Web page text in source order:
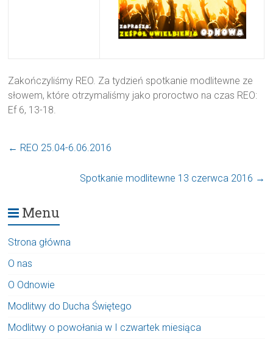
Zakończyliśmy REO. Za tydzień spotkanie modlitewne ze
słowem, które otrzymaliśmy jako proroctwo na czas REO:
Ef 6, 13-18.
← REO 25.04-6.06.2016
Spotkanie modlitewne 13 czerwca 2016 →
Menu
Strona główna
O nas
O Odnowie
Modlitwy do Ducha Świętego
Modlitwy o powołania w I czwartek miesiąca